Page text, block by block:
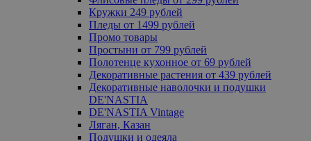
Кружки 249 рублей
Пледы от 1499 рублей
Промо товары
Простыни от 799 рублей
Полотенце кухонное от 69 рублей
Декоративные растения от 439 рублей
Декоративные наволочки и подушки
DE'NASTIA
DE'NASTIA Vintage
Ляган, Казан
Подушки и одеяла